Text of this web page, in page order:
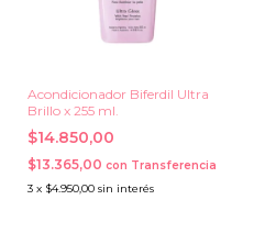
Acondicionador Biferdil Ultra
Brillo x 255 ml.
$14.850,00
$13.365,00 con Transferencia
3 x $4.950,00 sin interés